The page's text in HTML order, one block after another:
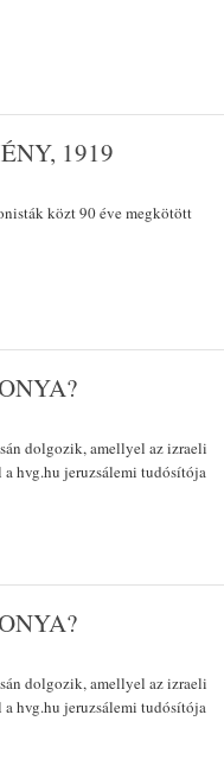
1919
közt 90 éve megkötött
dolgozik, amellyel az izraeli
a hvg.hu jeruzsálemi tudósítója
dolgozik, amellyel az izraeli
a hvg.hu jeruzsálemi tudósítója